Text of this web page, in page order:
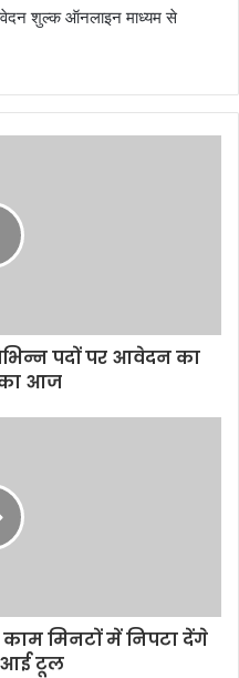
शुल्क ऑनलाइन माध्यम से
पदों पर आवेदन का
आज
काम मिनटों में निपटा देंगे
टूल